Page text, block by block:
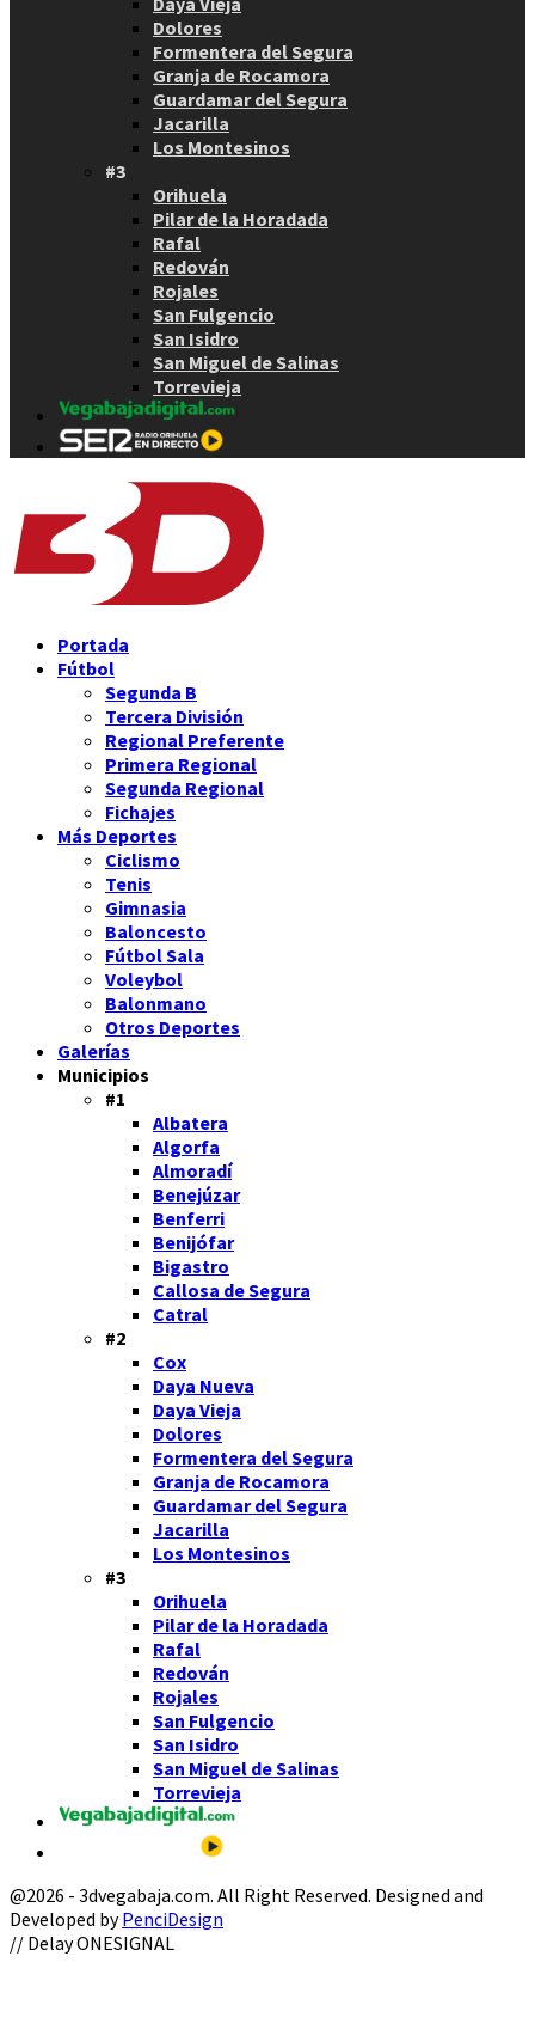
Dolores
Formentera del Segura
Granja de Rocamora
Guardamar del Segura
Jacarilla
Los Montesinos
#3
Orihuela
Pilar de la Horadada
Rafal
Redován
Rojales
San Fulgencio
San Isidro
San Miguel de Salinas
Torrevieja
Portada
Fútbol
Segunda B
Tercera División
Regional Preferente
Primera Regional
Segunda Regional
Fichajes
Más Deportes
Ciclismo
Tenis
Gimnasia
Baloncesto
Fútbol Sala
Voleybol
Balonmano
Otros Deportes
Galerías
Municipios
#1
Albatera
Algorfa
Almoradí
Benejúzar
Benferri
Benijófar
Bigastro
Callosa de Segura
Catral
#2
Cox
Daya Nueva
Daya Vieja
Dolores
Formentera del Segura
Granja de Rocamora
Guardamar del Segura
Jacarilla
Los Montesinos
#3
Orihuela
Pilar de la Horadada
Rafal
Redován
Rojales
San Fulgencio
San Isidro
San Miguel de Salinas
Torrevieja
@2026 - 3dvegabaja.com. All Right Reserved. Designed and
Developed byPenciDesign
Facebook
Twitter
Instagram
Youtube
Email
// Delay ONESIGNAL